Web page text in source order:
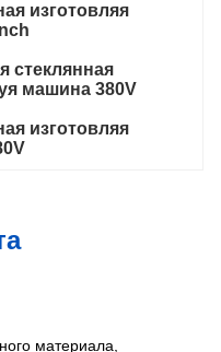
изготовляя
стеклянная
машина 380V
изготовляя
материала,